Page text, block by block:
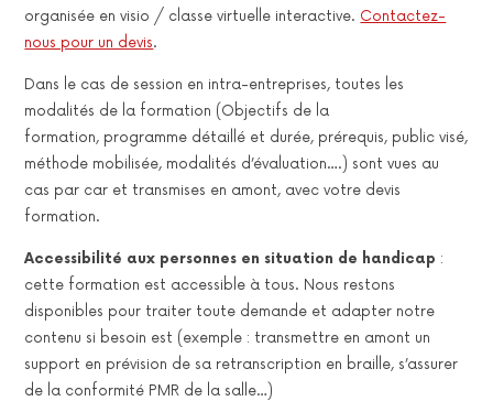
organisée en visio / classe virtuelle interactive. Contactez-
nous pour un devis.
Dans le cas de session en intra-entreprises, toutes les
modalités de la formation (Objectifs de la
formation, programme détaillé et durée, prérequis, public visé,
méthode mobilisée, modalités d’évaluation….) sont vues au
cas par car et transmises en amont, avec votre devis
formation.
Accessibilité aux personnes en situation de handicap :
cette formation est accessible à tous. Nous restons
disponibles pour traiter toute demande et adapter notre
contenu si besoin est (exemple : transmettre en amont un
support en prévision de sa retranscription en braille, s’assurer
de la conformité PMR de la salle…)